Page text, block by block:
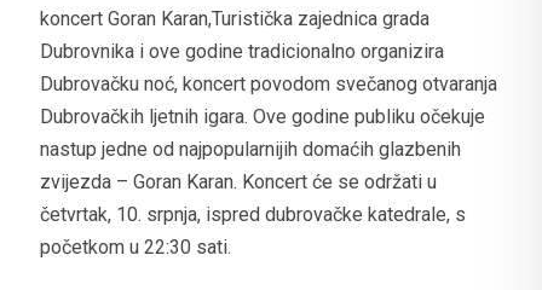
koncert Goran Karan,Turistička zajednica grada
Dubrovnika i ove godine tradicionalno organizira
Dubrovačku noć, koncert povodom svečanog otvaranja
Dubrovačkih ljetnih igara. Ove godine publiku očekuje
nastup jedne od najpopularnijih domaćih glazbenih
zvijezda – Goran Karan. Koncert će se održati u
četvrtak, 10. srpnja, ispred dubrovačke katedrale, s
početkom u 22:30 sati.